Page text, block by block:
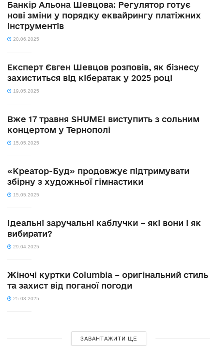
Банкір Альона Шевцова: Регулятор готує
нові зміни у порядку еквайрингу платіжних
інструментів
20.06.2025
Експерт Євген Шевцов розповів, як бізнесу
захиститься від кібератак у 2025 році
19.05.2025
Вже 17 травня SHUMEI виступить з сольним
концертом у Тернополі
15.05.2025
«Креатор-Буд» продовжує підтримувати
збірну з художньої гімнастики
15.05.2025
Ідеальні заручальні каблучки – які вони і як
вибирати?
29.04.2025
Жіночі куртки Columbia – оригінальний стиль
та захист від поганої погоди
25.03.2025
ЗАВАНТАЖИТИ ЩЕ